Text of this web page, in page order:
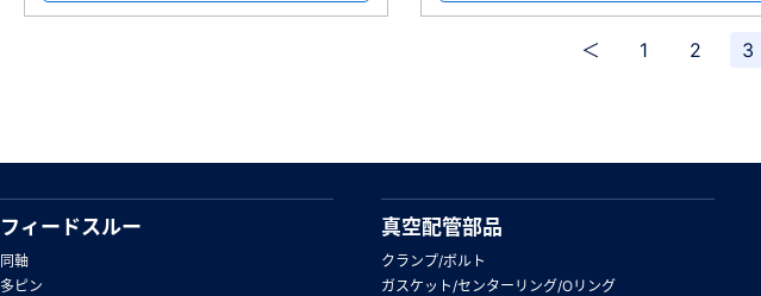
＜ 1 2 3
フィードスルー
同軸
多ピン
真空配管部品
クランプ/ボルト
ガスケット/センターリング/Oリング